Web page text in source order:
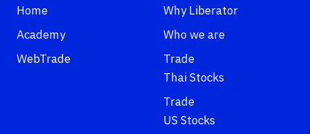
Home
Academy
WebTrade
Why Liberator
Who we are
Trade
Thai Stocks
Trade
US Stocks